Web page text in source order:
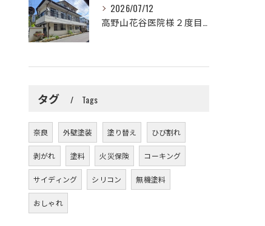
2026/07/12
高野山花谷医院様２度目のご依頼誠に有難うございました！😉✨2...
タグ Tags
奈良 外壁塗装 塗り替え ひび割れ
剥がれ 塗料 火災保険 コーキング
サイディング シリコン 無機塗料
おしゃれ